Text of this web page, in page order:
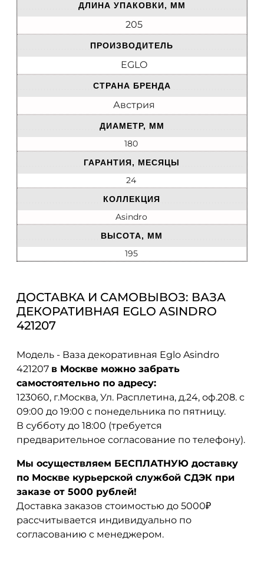
ДЛИНА УПАКОВКИ, ММ
205
ПРОИЗВОДИТЕЛЬ
EGLO
СТРАНА БРЕНДА
Австрия
ДИАМЕТР, ММ
180
ГАРАНТИЯ, МЕСЯЦЫ
24
КОЛЛЕКЦИЯ
Asindro
ВЫСОТА, ММ
195
ДОСТАВКА И САМОВЫВОЗ: ВАЗА
ДЕКОРАТИВНАЯ EGLO ASINDRO
421207
Модель - Ваза декоративная Eglo Asindro
421207 в Москве можно забрать
самостоятельно по адресу:
123060, г.Москва, Ул. Расплетина, д.24, оф.208. с
09:00 до 19:00 с понедельника по пятницу.
В субботу до 18:00 (требуется
предварительное согласование по телефону).
Мы осуществляем БЕСПЛАТНУЮ доставку
по Москве курьерской службой СДЭК при
заказе от 5000 рублей!
Доставка заказов стоимостью до 5000₽
рассчитывается индивидуально по
согласованию с менеджером.